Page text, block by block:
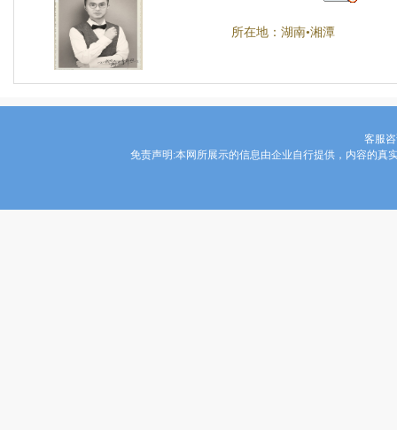
所在地：湖南•湘潭
客服咨
免责声明:本网所展示的信息由企业自行提供，内容的真